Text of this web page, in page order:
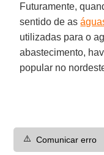
Futuramente,
sentido de as
utilizadas para o
abastecimento,
popular no
⚠️ Comunicar erro